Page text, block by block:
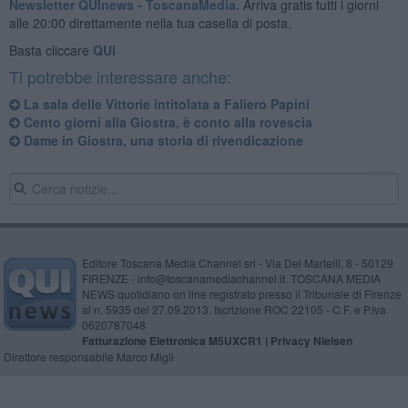
Newsletter QUInews - ToscanaMedia. Arriva gratis tutti i giorni
alle 20:00 direttamente nella tua casella di posta.
Basta cliccare QUI
Ti potrebbe interessare anche:
La sala delle Vittorie intitolata a Faliero Papini
Cento giorni alla Giostra, è conto alla rovescia
Dame in Giostra, una storia di rivendicazione
Editore Toscana Media Channel srl - Via Dei Martelli, 8 - 50129
FIRENZE - info@toscanamediachannel.it. TOSCANA MEDIA
NEWS quotidiano on line registrato presso il Tribunale di Firenze
al n. 5935 del 27.09.2013. Iscrizione ROC 22105 - C.F. e P.Iva
0620787048
Fatturazione Elettronica M5UXCR1 | Privacy Nielsen
Direttore responsabile Marco Migli